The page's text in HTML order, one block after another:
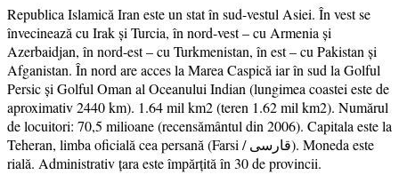
Republica Islamică Iran este un stat în sud-vestul Asiei. În vest se
învecinează cu Irak și Turcia, în nord-vest – cu Armenia și
Azerbaidjan, în nord-est – cu Turkmenistan, în est – cu Pakistan și
Afganistan. În nord are acces la Marea Caspică iar în sud la Golful
Persic și Golful Oman al Oceanului Indian (lungimea coastei este de
aproximativ 2440 km). 1.64 mil km2 (teren 1.62 mil km2). Numărul
de locuitori: 70,5 milioane (recensământul din 2006). Capitala este la
Teheran, limba oficială cea persană (Farsi / قارسی). Moneda este
rială. Administrativ țara este împărțită în 30 de provincii.